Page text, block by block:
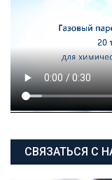
СВЯЗАТЬСЯ С